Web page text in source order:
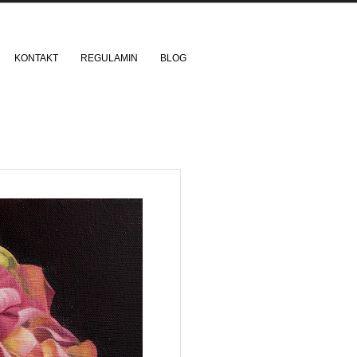
KONTAKT REGULAMIN BLOG